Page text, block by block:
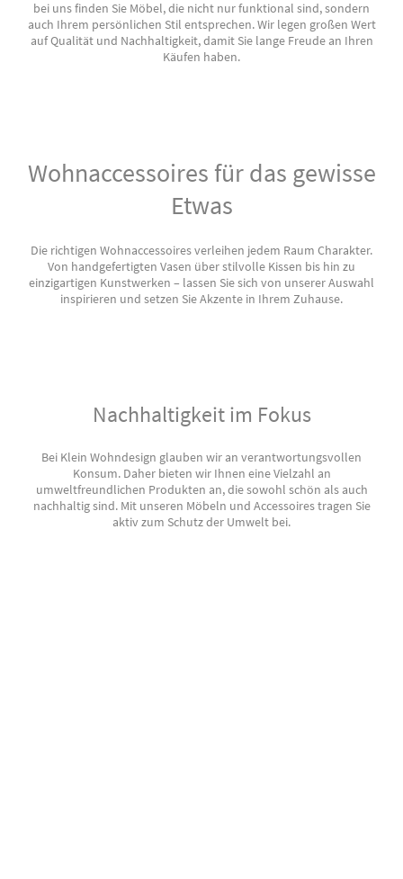
bei uns finden Sie Möbel, die nicht nur funktional sind, sondern
auch Ihrem persönlichen Stil entsprechen. Wir legen großen Wert
auf Qualität und Nachhaltigkeit, damit Sie lange Freude an Ihren
Käufen haben.
Wohnaccessoires für das gewisse
Etwas
Die richtigen Wohnaccessoires verleihen jedem Raum Charakter.
Von handgefertigten Vasen über stilvolle Kissen bis hin zu
einzigartigen Kunstwerken – lassen Sie sich von unserer Auswahl
inspirieren und setzen Sie Akzente in Ihrem Zuhause.
Nachhaltigkeit im Fokus
Bei Klein Wohndesign glauben wir an verantwortungsvollen
Konsum. Daher bieten wir Ihnen eine Vielzahl an
umweltfreundlichen Produkten an, die sowohl schön als auch
nachhaltig sind. Mit unseren Möbeln und Accessoires tragen Sie
aktiv zum Schutz der Umwelt bei.